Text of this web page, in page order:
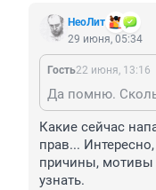
НеоЛит
29 июня, 05:34
Гость22 июня, 13:16
Какие сейчас
прав...
причины, мотивы
узнать.